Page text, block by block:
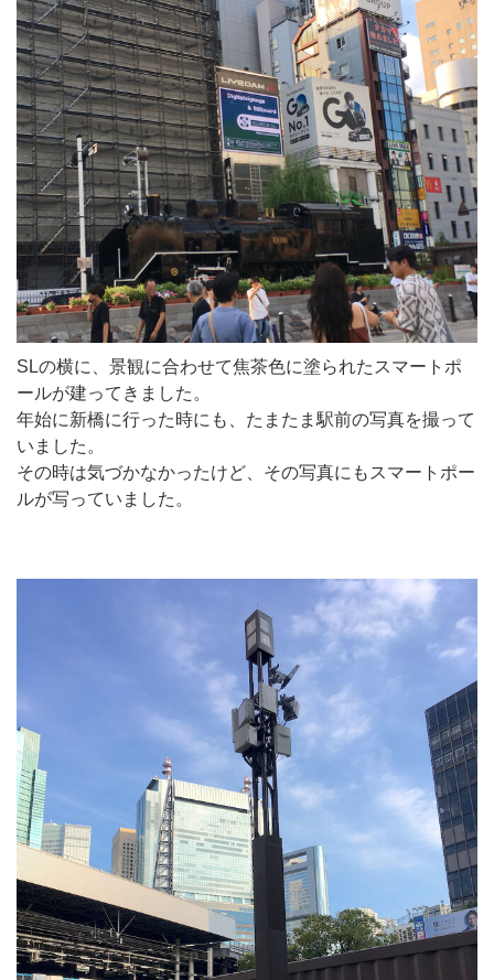
SLの横に、景観に合わせて焦茶色に塗られたスマートポ
ールが建ってきました。
年始に新橋に行った時にも、たまたま駅前の写真を撮って
いました。
その時は気づかなかったけど、その写真にもスマートポー
ルが写っていました。